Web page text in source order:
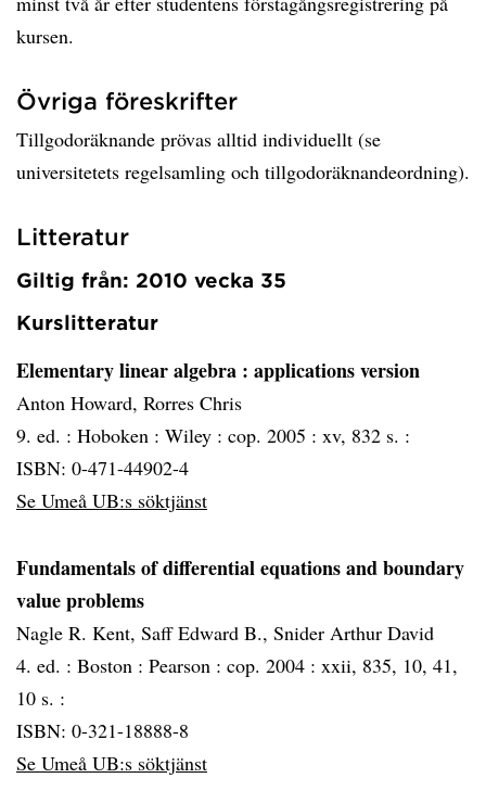
kursen.
Övriga föreskrifter
Tillgodoräknande prövas alltid individuellt (se
universitetets regelsamling och tillgodoräknandeordning).
Litteratur
Giltig från: 2010 vecka 35
Kurslitteratur
Elementary linear algebra : applications version
Anton Howard, Rorres Chris
9. ed. : Hoboken : Wiley : cop. 2005 : xv, 832 s. :
ISBN: 0-471-44902-4
Se Umeå UB:s söktjänst
Fundamentals of differential equations and boundary
value problems
Nagle R. Kent, Saff Edward B., Snider Arthur David
4. ed. : Boston : Pearson : cop. 2004 : xxii, 835, 10, 41,
10 s. :
ISBN: 0-321-18888-8
Se Umeå UB:s söktjänst